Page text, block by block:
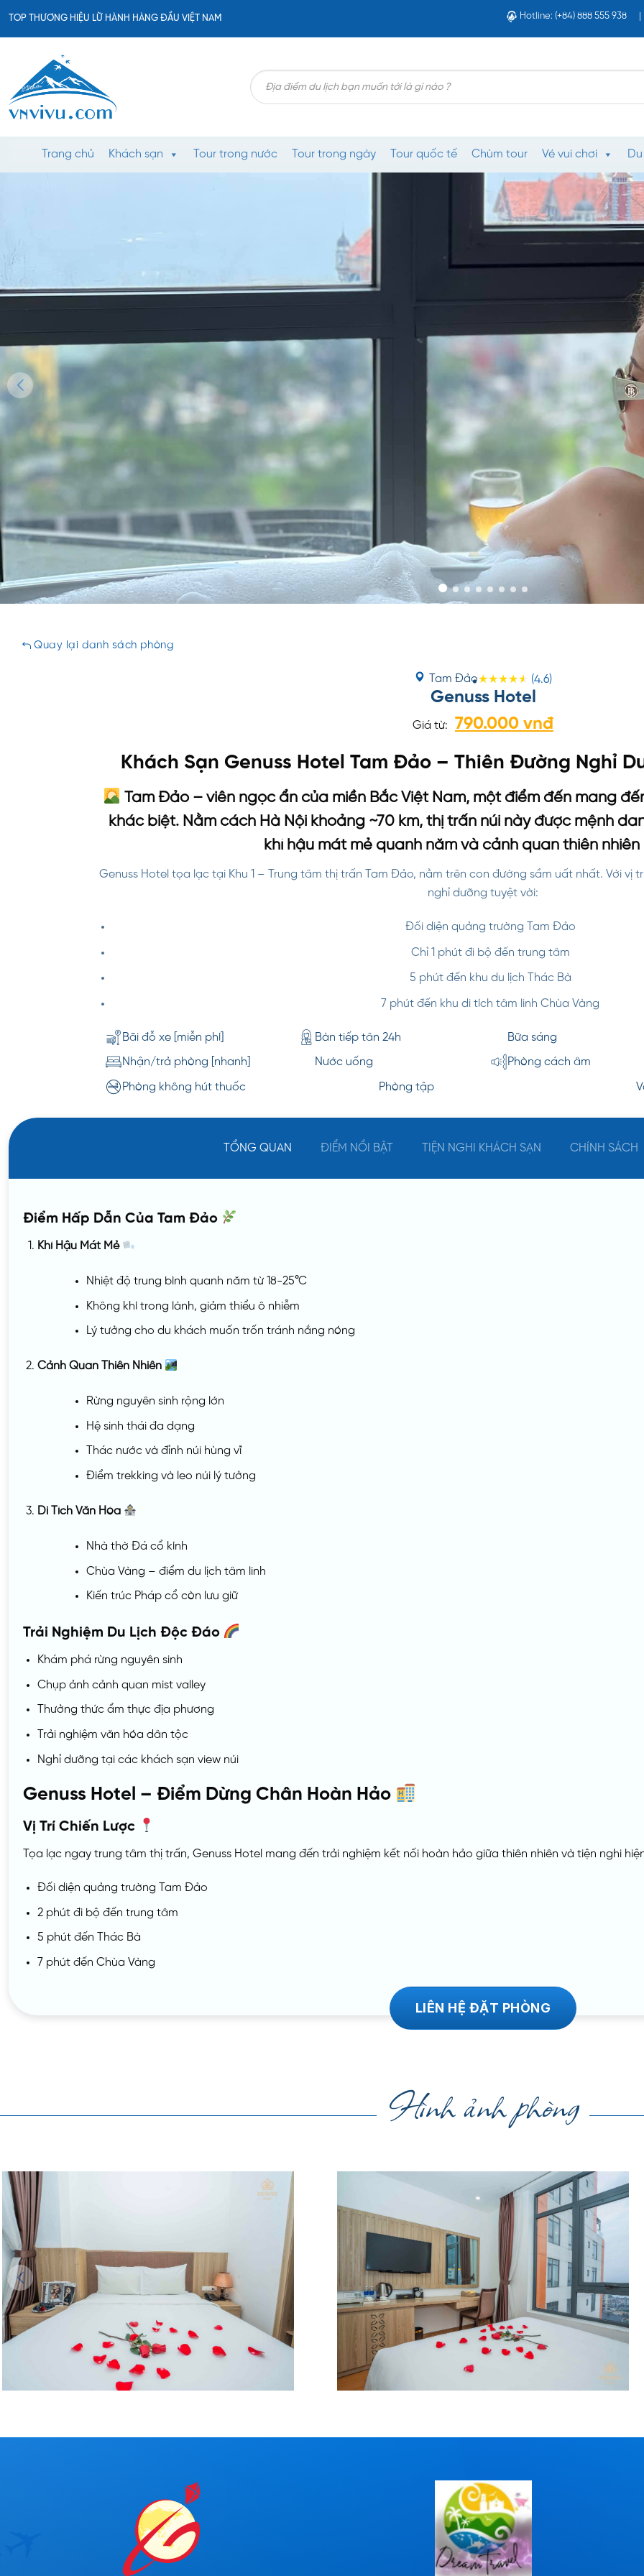
TOP THƯƠNG HIỆU LỮ HÀNH HÀNG ĐẦU VIỆT NAM Hotline: (+84) 888 555 938
Search
for:
Trang chủ Khách sạn Tour trong nước Tour trong ngày Tour quốc tế Chùm tour Vé vui chơi
Quay lại danh sách phòng
Tam Đảo (4.6)
Genuss Hotel
Giá từ: 790.000 vnđ
Khách Sạn Genuss Hotel Tam Đảo – Thiên Đường Nghỉ
Tam Đảo – viên ngọc ẩn của miền Bắc Việt Nam, một điểm đến mang
khác biệt. Nằm cách Hà Nội khoảng ~70 km, thị trấn núi này được mệnh
khí hậu mát mẻ quanh năm và cảnh quan thiên nhiên
Genuss Hotel tọa lạc tại Khu 1 – Trung tâm thị trấn Tam Đảo, nằm trên con đường sầm uất nhất. Với vị
nghỉ dưỡng tuyệt vời:
Đối diện quảng trường Tam Đảo
Chỉ 1 phút đi bộ đến trung tâm
5 phút đến khu du lịch Thác Bà
7 phút đến khu di tích tâm linh Chùa Vàng
Bãi đỗ xe [miễn phí] Bàn tiếp tân 24h Bữa sáng
Nhận/trả phòng [nhanh] Nước uống Phòng cách âm
Phòng không hút thuốc Phòng tập
TỔNG QUAN ĐIỂM NỔI BẬT TIỆN NGHI KHÁCH SẠN CHÍNH SÁCH
Điểm Hấp Dẫn Của Tam Đảo
Khí Hậu Mát Mẻ
Nhiệt độ trung bình quanh năm từ 18-25°C
Không khí trong lành, giảm thiểu ô nhiễm
Lý tưởng cho du khách muốn trốn tránh nắng nóng
Cảnh Quan Thiên Nhiên
Rừng nguyên sinh rộng lớn
Hệ sinh thái đa dạng
Thác nước và đỉnh núi hùng vĩ
Điểm trekking và leo núi lý tưởng
Di Tích Văn Hóa
Nhà thờ Đá cổ kính
Chùa Vàng – điểm du lịch tâm linh
Kiến trúc Pháp cổ còn lưu giữ
Trải Nghiệm Du Lịch Độc Đáo
Khám phá rừng nguyên sinh
Chụp ảnh cảnh quan mist valley
Thưởng thức ẩm thực địa phương
Trải nghiệm văn hóa dân tộc
Nghỉ dưỡng tại các khách sạn view núi
Genuss Hotel – Điểm Dừng Chân Hoàn Hảo
Vị Trí Chiến Lược
Tọa lạc ngay trung tâm thị trấn, Genuss Hotel mang đến trải nghiệm kết nối hoàn hảo giữa thiên nhiên và tiện nghi
Đối diện quảng trường Tam Đảo
2 phút đi bộ đến trung tâm
5 phút đến Thác Bà
7 phút đến Chùa Vàng
LIÊN HỆ ĐẶT PHÒNG
Hình ảnh phòng